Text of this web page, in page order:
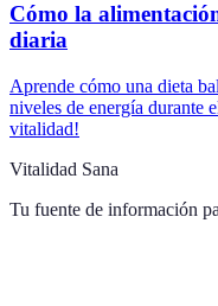
Cómo la
diaria
Aprende cómo una dieta
niveles de energía durante
vitalidad!
Vitalidad Sana
Tu fuente de información